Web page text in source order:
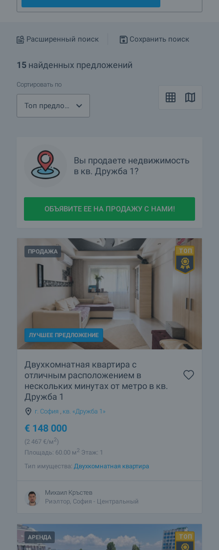
Расширенный поиск Сохранить поиск
15 найденных предложений
Сортировать по
Топ предложения
Вы продаете недвижимость
в кв. Дружба 1?
ОБЪЯВИТЕ ЕЕ НА ПРОДАЖУ С НАМИ!
ПРОДАЖА
ЛУЧШЕЕ ПРЕДЛОЖЕНИЕ
Двухкомнатная квартира с
отличным расположением в
нескольких минутах от метро в кв.
Дружба 1
г. София кв. «Дружба 1»
€ 148 000
(2 467 €/м2)
Площадь: 60.00 м2 Этаж: 1
Тип имущества: Двухкомнатная квартира
Михаил Кръстев
Риэлтор, София - Центральный
АРЕНДА